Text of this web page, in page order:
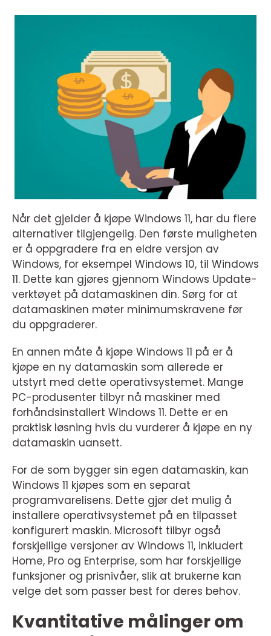
Når det gjelder å kjøpe Windows 11, har du flere
alternativer tilgjengelig. Den første muligheten
er å oppgradere fra en eldre versjon av
Windows, for eksempel Windows 10, til Windows
11. Dette kan gjøres gjennom Windows Update-
verktøyet på datamaskinen din. Sørg for at
datamaskinen møter minimumskravene før
du oppgraderer.
En annen måte å kjøpe Windows 11 på er å
kjøpe en ny datamaskin som allerede er
utstyrt med dette operativsystemet. Mange
PC-produsenter tilbyr nå maskiner med
forhåndsinstallert Windows 11. Dette er en
praktisk løsning hvis du vurderer å kjøpe en ny
datamaskin uansett.
For de som bygger sin egen datamaskin, kan
Windows 11 kjøpes som en separat
programvarelisens. Dette gjør det mulig å
installere operativsystemet på en tilpasset
konfigurert maskin. Microsoft tilbyr også
forskjellige versjoner av Windows 11, inkludert
Home, Pro og Enterprise, som har forskjellige
funksjoner og prisnivåer, slik at brukerne kan
velge det som passer best for deres behov.
Kvantitative målinger om